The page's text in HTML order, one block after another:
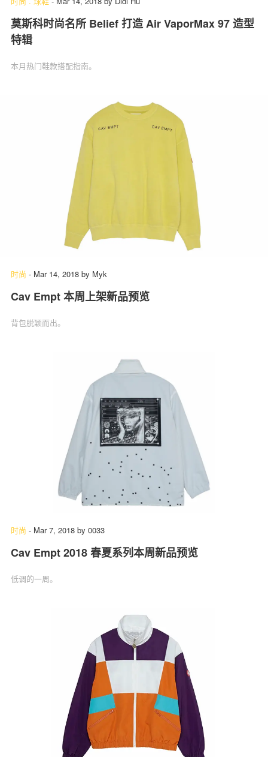
莫斯科时尚名所 Belief 打造 Air VaporMax 97 造型
特辑
本月热门鞋款搭配指南。
时尚 - Mar 14, 2018 by Myk
Cav Empt 本周上架新品预览
背包脱颖而出。
时尚 - Mar 7, 2018 by 0033
Cav Empt 2018 春夏系列本周新品预览
低调的一周。